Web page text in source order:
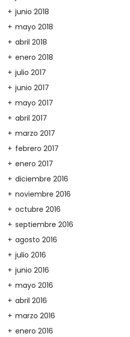
junio 2018
mayo 2018
abril 2018
enero 2018
julio 2017
junio 2017
mayo 2017
abril 2017
marzo 2017
febrero 2017
enero 2017
diciembre 2016
noviembre 2016
octubre 2016
septiembre 2016
agosto 2016
julio 2016
junio 2016
mayo 2016
abril 2016
marzo 2016
enero 2016